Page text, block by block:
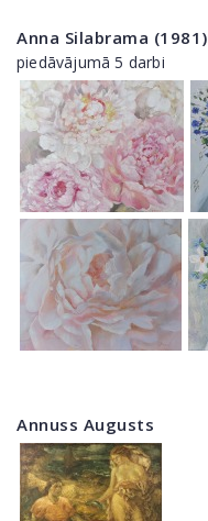
Anna Silabrama (1981)
piedāvājumā 5 darbi
Annuss Augusts